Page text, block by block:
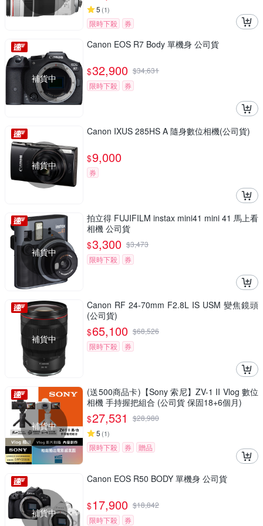
5 (1)
限時下殺 券
補貨中
Canon EOS R7 Body 單機身 公司貨
$32,900 $34,631
限時下殺
券
補貨中
Canon IXUS 285HS A 隨身數位相機(公司貨)
$9,000
券
補貨中
拍立得 FUJIFILM instax mini41 mini 41 馬上看
相機 公司貨
$3,300 $3,473
限時下殺
券
補貨中
Canon RF 24-70mm F2.8L IS USM 變焦鏡頭
(公司貨)
$65,100 $68,526
限時下殺
券
補貨中
(送500商品卡)【Sony 索尼】ZV-1 II Vlog 數位
相機 手持握把組合 (公司貨 保固18+6個月)
$27,531 $28,980
5 (1)
限時下殺 券 贈品
補貨中
Canon EOS R50 BODY 單機身 公司貨
$17,900 $18,842
限時下殺
券